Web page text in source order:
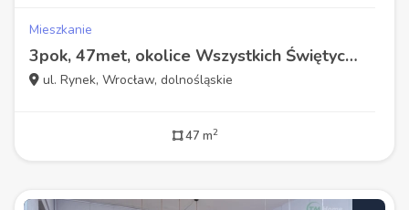
Mieszkanie
3pok, 47met, okolice Wszystkich Świętych LOGGIA/PIWNICA (Wrocław)
ul. Rynek, Wrocław, dolnośląskie
47 m2